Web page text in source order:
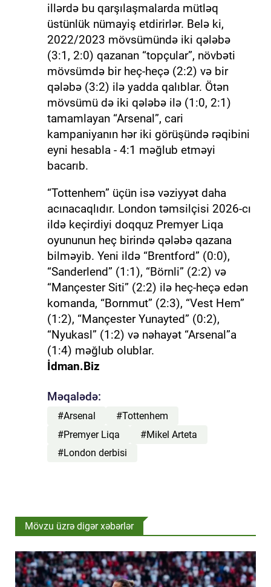
illərdə bu qarşılaşmalarda mütləq
üstünlük nümayiş etdirirlər. Belə ki,
2022/2023 mövsümündə iki qələbə
(3:1, 2:0) qazanan “topçular”, növbəti
mövsümdə bir heç-heçə (2:2) və bir
qələbə (3:2) ilə yadda qalıblar. Ötən
mövsümü də iki qələbə ilə (1:0, 2:1)
tamamlayan “Arsenal”, cari
kampaniyanın hər iki görüşündə rəqibini
eyni hesabla - 4:1 məğlub etməyi
bacarıb.
“Tottenhem” üçün isə vəziyyət daha
acınacaqlıdır. London təmsilçisi 2026-cı
ildə keçirdiyi doqquz Premyer Liqa
oyununun heç birində qələbə qazana
bilməyib. Yeni ildə “Brentford” (0:0),
“Sanderlend” (1:1), “Börnli” (2:2) və
“Mançester Siti” (2:2) ilə heç-heçə edən
komanda, “Bornmut” (2:3), “Vest Hem”
(1:2), “Mançester Yunayted” (0:2),
“Nyukasl” (1:2) və nəhayət “Arsenal”a
(1:4) məğlub olublar.
İdman.Biz
Məqalədə:
#Arsenal
#Tottenhem
#Premyer Liqa
#Mikel Arteta
#London derbisi
Mövzu üzrə digər xəbərlər